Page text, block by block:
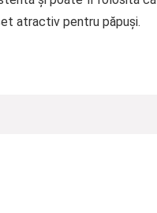
atractiv pentru păpuși.